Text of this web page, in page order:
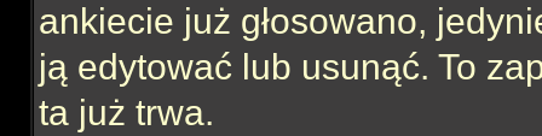
ankiecie już głosowano,
ją edytować lub usunąć. To
ta już trwa.